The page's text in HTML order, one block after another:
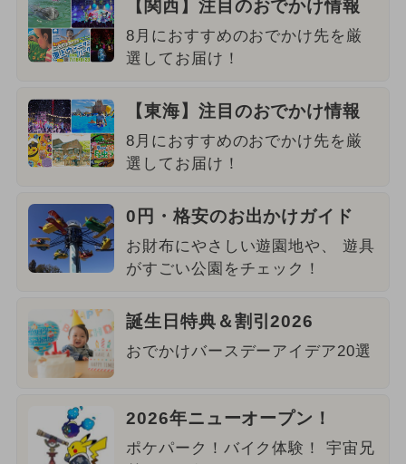
【関西】注目のおでかけ情報
8月におすすめのおでかけ先を厳
選してお届け！
【東海】注目のおでかけ情報
8月におすすめのおでかけ先を厳
選してお届け！
0円・格安のお出かけガイド
お財布にやさしい遊園地や、 遊具
がすごい公園をチェック！
誕生日特典＆割引2026
おでかけバースデーアイデア20選
2026年ニューオープン！
ポケパーク！バイク体験！ 宇宙兄